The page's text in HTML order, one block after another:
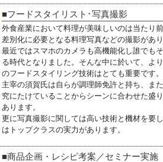
■フードスタイリスト･写真撮影
外食産業において料理が美味しいのは当たり
差別化に必要となる料理写真などの撮影があり
最近ではスマホのカメラも高機能化し誰でも
る時代となりました。そんな中に於いて、よ
のフードスタイリング技術はとても重要です。
主宰の須賀氏は自らが調理師免許と持ち、また
究にたけていることからシーンに合わせた盛
あります。
更に写真撮影に関しては高い技術と機材を要
はトップクラスの実力があります。
■商品企画・レシピ考案／セミナー実施